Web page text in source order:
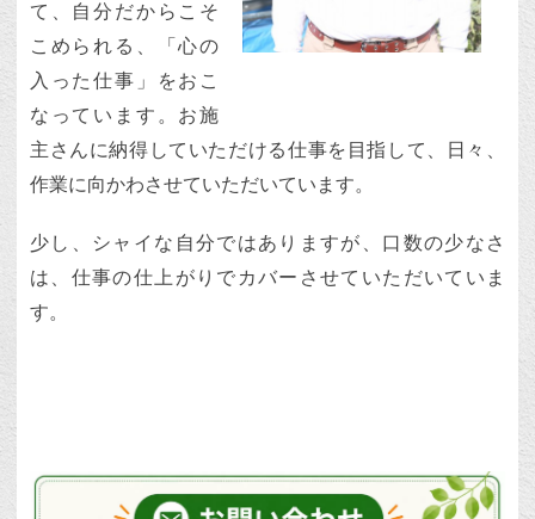
て、自分だからこそ
こめられる、「心の
入った仕事」をおこ
なっています。お施
主さんに納得していただける仕事を目指して、日々、
作業に向かわさせていただいています。
少し、シャイな自分ではありますが、口数の少なさ
は、仕事の仕上がりでカバーさせていただいていま
す。